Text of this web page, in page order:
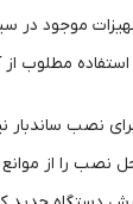
موجود در
مطلوب از آن
ساندبار نیز از
را از موانع و